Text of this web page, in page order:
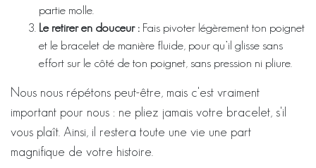
partie molle.
Le retirer en douceur : Fais pivoter légèrement ton poignet
et le bracelet de manière fluide, pour qu’il glisse sans
effort sur le côté de ton poignet, sans pression ni pliure.
Nous nous répétons peut-être, mais c'est vraiment
important pour nous : ne pliez jamais votre bracelet, s'il
vous plaît. Ainsi, il restera toute une vie une part
magnifique de votre histoire.